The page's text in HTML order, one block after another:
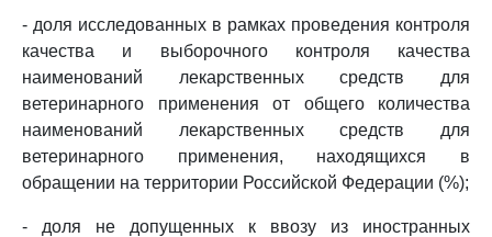
- доля исследованных в рамках проведения контроля
качества и выборочного контроля качества
наименований лекарственных средств для
ветеринарного применения от общего количества
наименований лекарственных средств для
ветеринарного применения, находящихся в
обращении на территории Российской Федерации (%);
- доля не допущенных к ввозу из иностранных